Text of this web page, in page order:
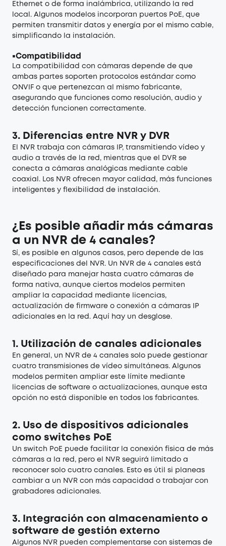
Ethernet o de forma inalámbrica, utilizando la red
local. Algunos modelos incorporan puertos PoE, que
permiten transmitir datos y energía por el mismo cable,
simplificando la instalación.
▪Compatibilidad
La compatibilidad con cámaras depende de que
ambas partes soporten protocolos estándar como
ONVIF o que pertenezcan al mismo fabricante,
asegurando que funciones como resolución, audio y
detección funcionen correctamente.
3. Diferencias entre NVR y DVR
El NVR trabaja con cámaras IP, transmitiendo vídeo y
audio a través de la red, mientras que el DVR se
conecta a cámaras analógicas mediante cable
coaxial. Los NVR ofrecen mayor calidad, más funciones
inteligentes y flexibilidad de instalación.
¿Es posible añadir más cámaras
a un NVR de 4 canales?
Sí, es posible en algunos casos, pero depende de las
especificaciones del NVR. Un NVR de 4 canales está
diseñado para manejar hasta cuatro cámaras de
forma nativa, aunque ciertos modelos permiten
ampliar la capacidad mediante licencias,
actualización de firmware o conexión a cámaras IP
adicionales en la red. Aquí hay un desglose.
1. Utilización de canales adicionales
En general, un NVR de 4 canales solo puede gestionar
cuatro transmisiones de vídeo simultáneas. Algunos
modelos permiten ampliar este límite mediante
licencias de software o actualizaciones, aunque esta
opción no está disponible en todos los fabricantes.
2. Uso de dispositivos adicionales
como switches PoE
Un switch PoE puede facilitar la conexión física de más
cámaras a la red, pero el NVR seguirá limitado a
reconocer solo cuatro canales. Esto es útil si planeas
cambiar a un NVR con más capacidad o trabajar con
grabadores adicionales.
3.
Integración con almacenamiento o
software de gestión externo
Algunos NVR pueden complementarse con sistemas de